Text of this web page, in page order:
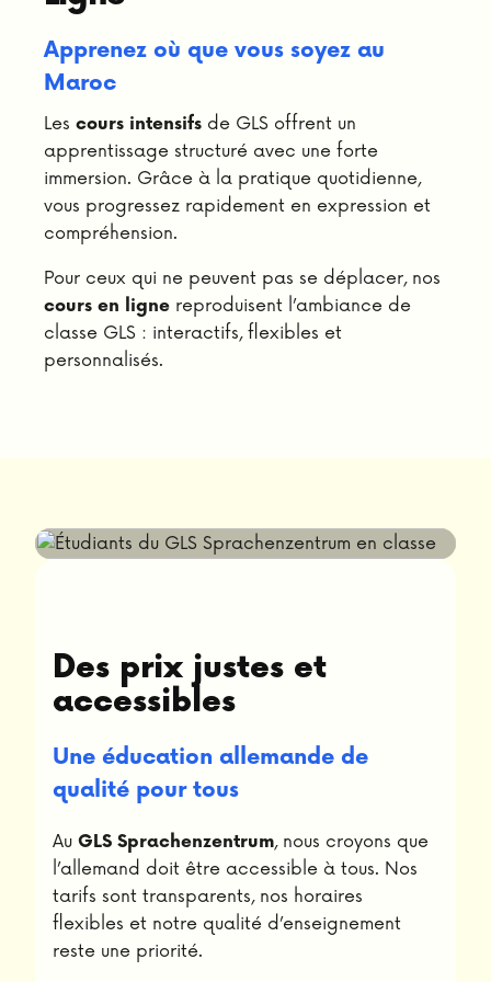
Apprenez où que vous soyez au
Maroc
Les cours intensifs de GLS offrent un
apprentissage structuré avec une forte
immersion. Grâce à la pratique quotidienne,
vous progressez rapidement en expression et
compréhension.
Pour ceux qui ne peuvent pas se déplacer, nos
cours en ligne reproduisent l’ambiance de
classe GLS : interactifs, flexibles et
personnalisés.
Des prix justes et
accessibles
Une éducation allemande de
qualité pour tous
Au GLS Sprachenzentrum, nous croyons que
l’allemand doit être accessible à tous. Nos
tarifs sont transparents, nos horaires
flexibles et notre qualité d’enseignement
reste une priorité.